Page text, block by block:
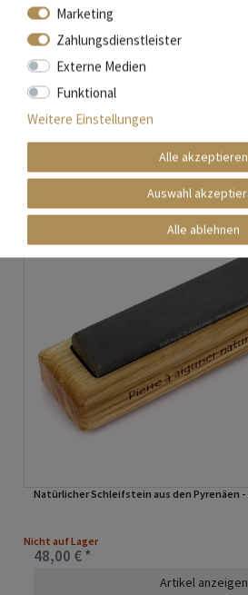
*inkl. ges. MwSt.zzgl.Versandkosten
Natürlicher Schleifstein aus den Pyrenäen
Nicht auf Lager
48,00 € *
Artikel anzeigen
Marketing
Zahlungsdienstleister
Externe Medien
Funktional
Weitere Einstellungen
Alle akzeptieren
Auswahl
Alle ablehnen